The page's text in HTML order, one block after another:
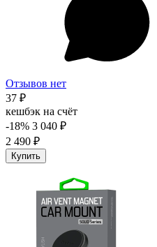
Отзывов нет
37 ₽
кешбэк на счёт
-18% 3 040 ₽
2 490 ₽
Купить